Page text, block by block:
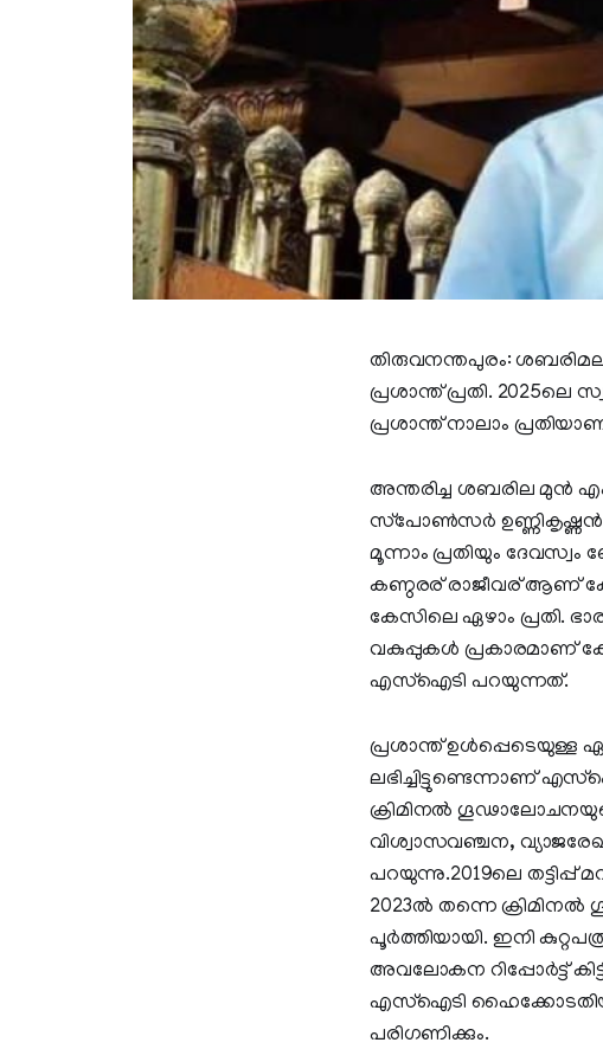
തിരുവനന്തപുരം:
പ്രശാന്ത് പ്രതി.
പ്രശാന്ത് നാലാം
അന്തരിച്ച ശബരില മുന്‍
സ്‌പോണ്‍സര്‍ ഉണ്ണികൃഷ്ണന്‍
മൂന്നാം പ്രതിയും
കണ്ഠരര് രാജീവര് ആണ്
കേസിലെ ഏഴാം പ്രതി.
വകുപ്പുകള്‍ പ്രകാരമാണ്
എസ്‌ഐടി പറയുന്നത്.
പ്രശാന്ത് ഉള്‍പ്പെടെയുള്ള
ലഭിച്ചിട്ടുണ്ടെന്നാണ്
ക്രിമിനല്‍
വിശ്വാസവഞ്ചന,
പറയുന്നു.2019ലെ
2023ല്‍ തന്നെ
പൂര്‍ത്തിയായി. ഇനി
അവലോകന റിപ്പോര്‍ട്ട്
എസ്‌ഐടി
പരിഗണിക്കും.